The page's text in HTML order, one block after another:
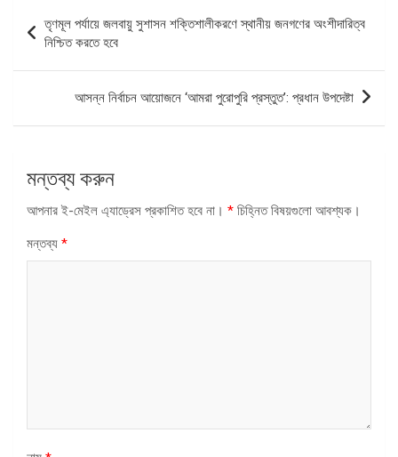
ন্যাভিগেশন
তৃণমূল পর্যায়ে জলবায়ু সুশাসন শক্তিশালীকরণে স্থানীয় জনগণের অংশীদারিত্ব
নিশ্চিত করতে হবে
আসন্ন নির্বাচন আয়োজনে ‘আমরা পুরোপুরি প্রস্তুত’: প্রধান উপদেষ্টা
মন্তব্য করুন
আপনার ই-মেইল এ্যাড্রেস প্রকাশিত হবে না। * চিহ্নিত বিষয়গুলো আবশ্যক।
মন্তব্য *